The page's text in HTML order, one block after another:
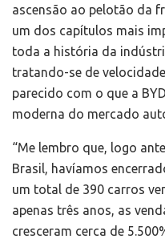
ascensão ao pelotão da
um dos capítulos mais
toda a história da
tratando-se de
parecido com o que a
moderna do mercado
“Me lembro que, logo
Brasil, havíamos
um total de 390 carros
apenas três anos, as
cresceram cerca de